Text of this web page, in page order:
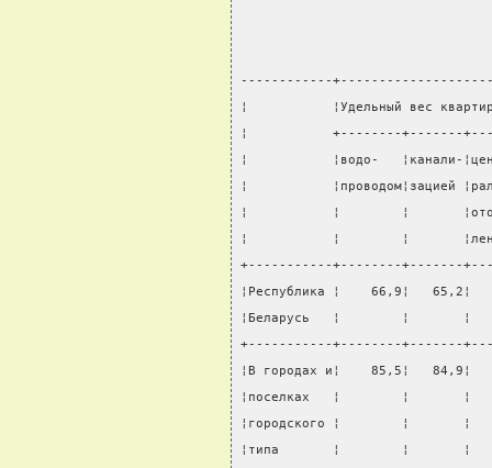
------------
¦           ¦Удельный вес
¦           +--------+-------
¦           ¦водо-   ¦канали-
¦           ¦проводом¦зацией
¦           ¦        ¦       ¦отоп-
¦           ¦        ¦
+-----------+--------+-------
¦Республика ¦    66,9¦
¦Беларусь   ¦        ¦
+-----------+--------+-------
¦В городах и¦    85,5¦
¦поселках   ¦        ¦
¦городского ¦        ¦
¦типа       ¦        ¦